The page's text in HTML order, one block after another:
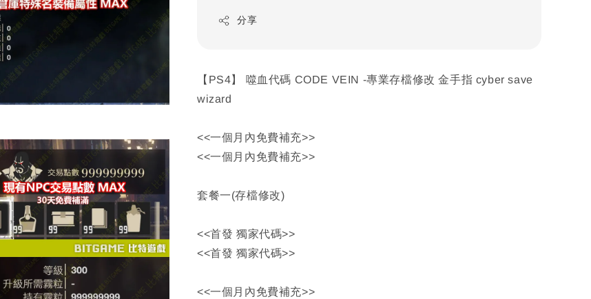
分享
【PS4】 噬血代碼 CODE VEIN -專業存檔修改 金手指 cyber save
wizard
<<一個月內免費補充>>
<<一個月內免費補充>>
套餐一(存檔修改)
<<首發 獨家代碼>>
<<首發 獨家代碼>>
<<一個月內免費補充>>